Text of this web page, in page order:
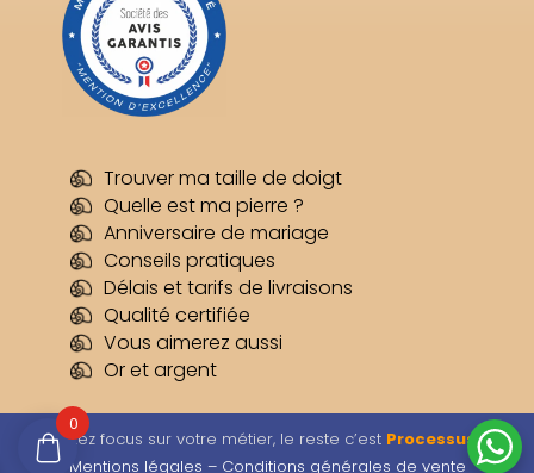
Trouver ma taille de doigt
Quelle est ma pierre ?
Anniversaire de mariage
Conseils pratiques
Délais et tarifs de livraisons
Qualité certifiée
Vous aimerez aussi
Or et argent
Restez focus sur votre métier, le reste c’est Processus–
Mentions légales – Conditions générales de vente
0